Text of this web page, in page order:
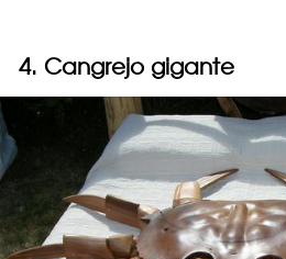
4. Cangrejo gigante